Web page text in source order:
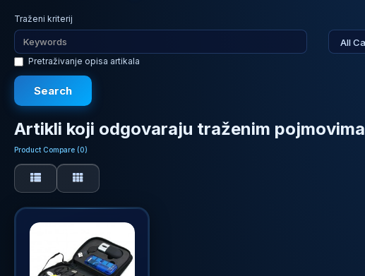
Traženi kriterij
Pretraživanje opisa artikala
Artikli koji odgovaraju traženim pojmovima
Product Compare (0)